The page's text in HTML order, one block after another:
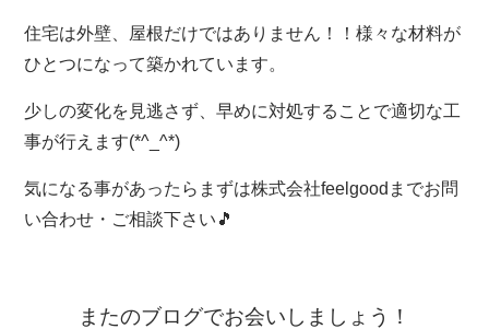
住宅は外壁、屋根だけではありません！！様々な材料が
ひとつになって築かれています。
少しの変化を見逃さず、早めに対処することで適切な工
事が行えます(*^_^*)
気になる事があったらまずは株式会社feelgoodまでお問
い合わせ・ご相談下さい🎵
またのブログでお会いしましょう！